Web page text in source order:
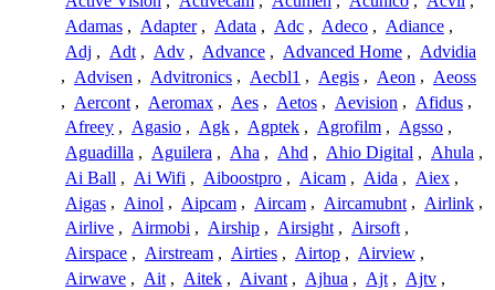
Adamas , Adapter , Adata , Adc , Adeco , Adiance ,
Adj , Adt , Adv , Advance , Advanced Home , Advidia
, Advisen , Advitronics , Aecbl1 , Aegis , Aeon , Aeoss
, Aercont , Aeromax , Aes , Aetos , Aevision , Afidus ,
Afreey , Agasio , Agk , Agptek , Agrofilm , Agsso ,
Aguadilla , Aguilera , Aha , Ahd , Ahio Digital , Ahula ,
Ai Ball , Ai Wifi , Aiboostpro , Aicam , Aida , Aiex ,
Aigas , Ainol , Aipcam , Aircam , Aircamubnt , Airlink ,
Airlive , Airmobi , Airship , Airsight , Airsoft ,
Airspace , Airstream , Airties , Airtop , Airview ,
Airwave , Ait , Aitek , Aivant , Ajhua , Ajt , Ajtv ,